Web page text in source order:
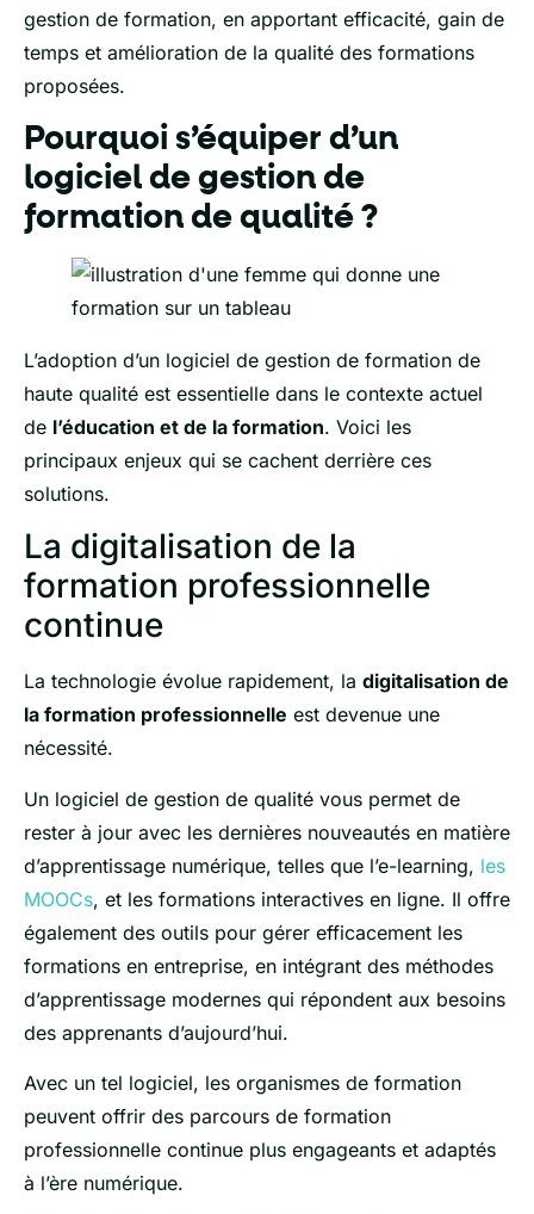
gestion de formation, en apportant efficacité, gain de
temps et amélioration de la qualité des formations
proposées.
Pourquoi s’équiper d’un
logiciel de gestion de
formation de qualité ?
L’adoption d’un logiciel de gestion de formation de
haute qualité est essentielle dans le contexte actuel
de l’éducation et de la formation. Voici les
principaux enjeux qui se cachent derrière ces
solutions.
La digitalisation de la
formation professionnelle
continue
La technologie évolue rapidement, la digitalisation de
la formation professionnelle est devenue une
nécessité.
Un logiciel de gestion de qualité vous permet de
rester à jour avec les dernières nouveautés en matière
d’apprentissage numérique, telles que l’e-learning, les
MOOCs, et les formations interactives en ligne. Il offre
également des outils pour gérer efficacement les
formations en entreprise, en intégrant des méthodes
d’apprentissage modernes qui répondent aux besoins
des apprenants d’aujourd’hui.
Avec un tel logiciel, les organismes de formation
peuvent offrir des parcours de formation
professionnelle continue plus engageants et adaptés
à l’ère numérique.